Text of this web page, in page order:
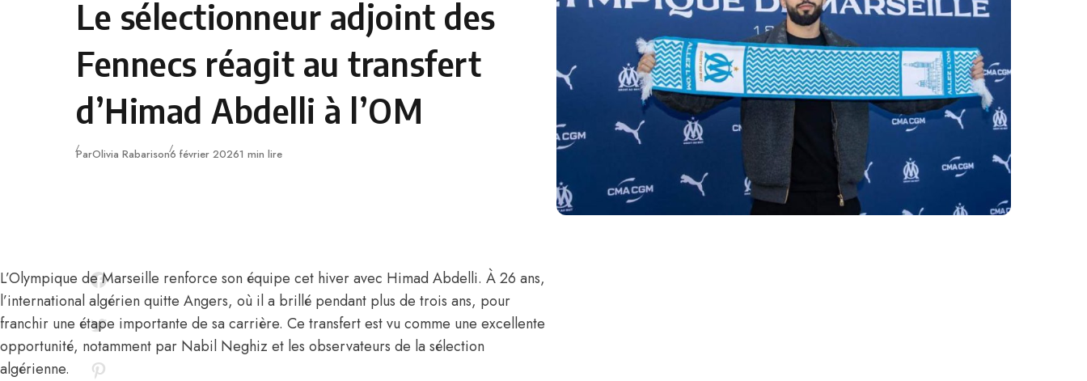
Le sélectionneur adjoint des
Fennecs réagit au transfert
d’Himad Abdelli à l’OM
ParOlivia RabarisonPublié
6 février 20261 min lire
L’Olympique de Marseille renforce son équipe cet hiveravec Himad Abdelli. À 26 ans,
l’international algérien quitte Angers, où il a brillé pendant plus de trois ans, pour
franchir une étape importante de sa carrière. Ce transfert est vu comme une excellente
opportunité, notamment par Nabil Neghiz et les observateurs de la sélection
algérienne.